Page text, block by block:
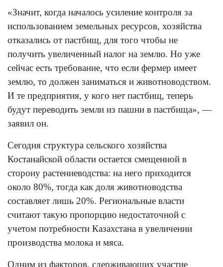
«Значит, когда началось усиление контроля за
использованием земельных ресурсов, хозяйства
отказались от пастбищ, для того чтобы не
получить увеличенный налог на землю. Но уже
сейчас есть требование, что если фермер имеет
землю, то должен заниматься и животноводством.
И те предприятия, у кого нет пастбищ, теперь
будут переводить земли из пашни в пастбища», —
заявил он.
Сегодня структура сельского хозяйства
Костанайской области остается смещенной в
сторону растениеводства: на него приходится
около 80%, тогда как доля животноводства
составляет лишь 20%. Региональные власти
считают такую пропорцию недостаточной с
учетом потребности Казахстана в увеличении
производства молока и мяса.
Одним из факторов, сдерживающих участие